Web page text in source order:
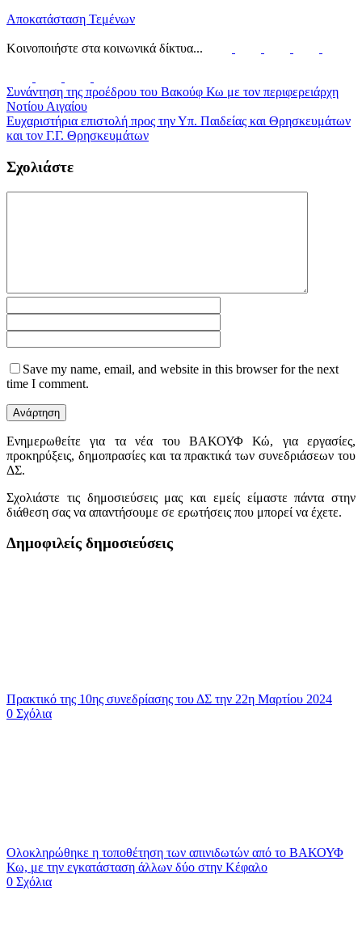
Αποκατάσταση Τεμένων
Κοινοποιήστε στα κοινωνικά δίκτυα...
Συνάντηση της προέδρου του Βακούφ Κω με τον περιφερειάρχη
Νοτίου Αιγαίου
Ευχαριστήρια επιστολή προς την Υπ. Παιδείας και Θρησκευμάτων
και τον Γ.Γ. Θρησκευμάτων
Σχολιάστε
Save my name, email, and website in this browser for the next
time I comment.
Ενημερωθείτε για τα νέα του ΒΑΚΟΥΦ Κώ, για εργασίες,
προκηρύξεις, δημοπρασίες και τα πρακτικά των συνεδριάσεων του
ΔΣ.
Σχολιάστε τις δημοσιεύσεις μας και εμείς είμαστε πάντα στην
διάθεση σας να απαντήσουμε σε ερωτήσεις που μπορεί να έχετε.
Δημοφιλείς δημοσιεύσεις
Πρακτικό της 10ης συνεδρίασης του ΔΣ την 22η Μαρτίου 2024
0 Σχόλια
Ολοκληρώθηκε η τοποθέτηση των απινιδωτών από το ΒΑΚΟΥΦ
Κω, με την εγκατάσταση άλλων δύο στην Κέφαλο
0 Σχόλια